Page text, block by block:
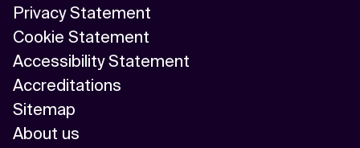
Privacy Statement
Cookie Statement
Accessibility Statement
Accreditations
Sitemap
About us